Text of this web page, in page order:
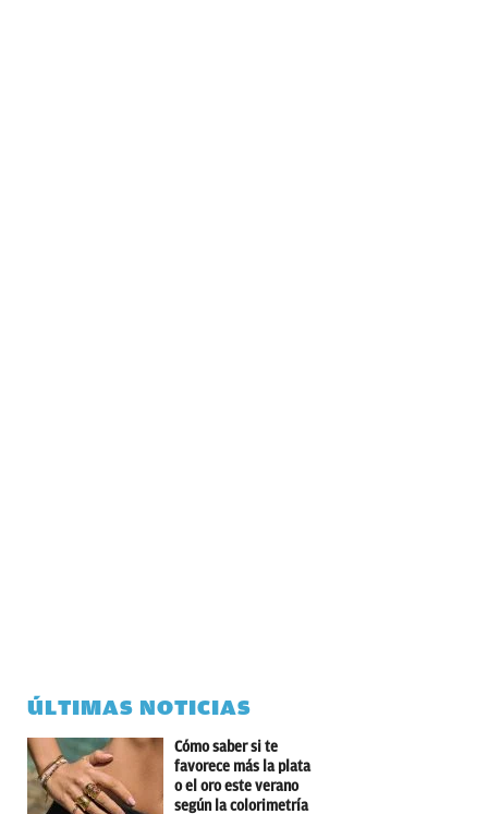
ÚLTIMAS NOTICIAS
Cómo saber si te
favorece más la plata
o el oro este verano
según la colorimetría